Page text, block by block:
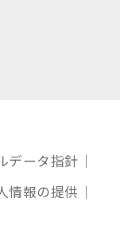
データ指針
情報の提供